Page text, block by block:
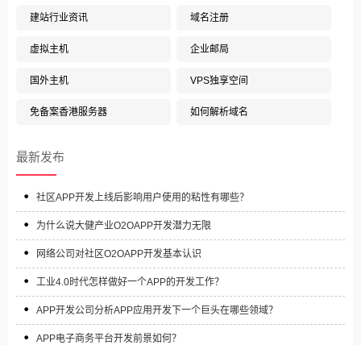
建站行业资讯 域名注册
虚拟主机 企业邮局
国外主机 VPS独享空间
免备案香港服务器 如何解析域名
最新发布
社区APP开发上线后影响用户使用的粘性有哪些？
为什么说大健产业O2OAPP开发潜力无限
网络公司对社区O2OAPP开发基本认识
工业4.0时代怎样做好一个APP的开发工作？
APP开发公司分析APP应用开发下一个巨头在哪些领域？
APP电子商务平台开发前景如何？